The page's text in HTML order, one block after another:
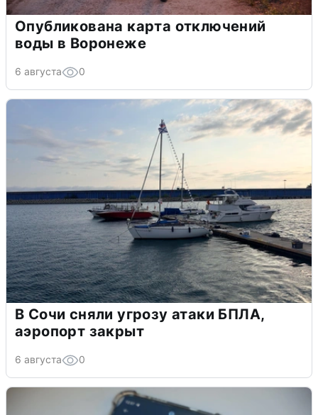
Опубликована карта отключений
воды в Воронеже
6 августа 0
В Сочи сняли угрозу атаки БПЛА,
аэропорт закрыт
6 августа 0